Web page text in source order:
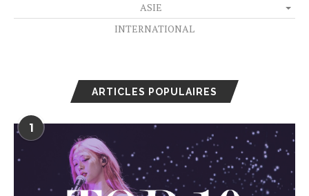
ASIE
INTERNATIONAL
ARTICLES POPULAIRES
1